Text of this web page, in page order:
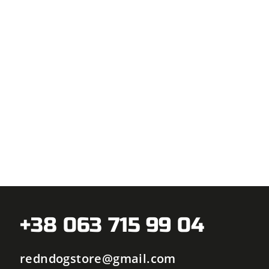
+38 063 715 99 04
redndogstore@gmail.com